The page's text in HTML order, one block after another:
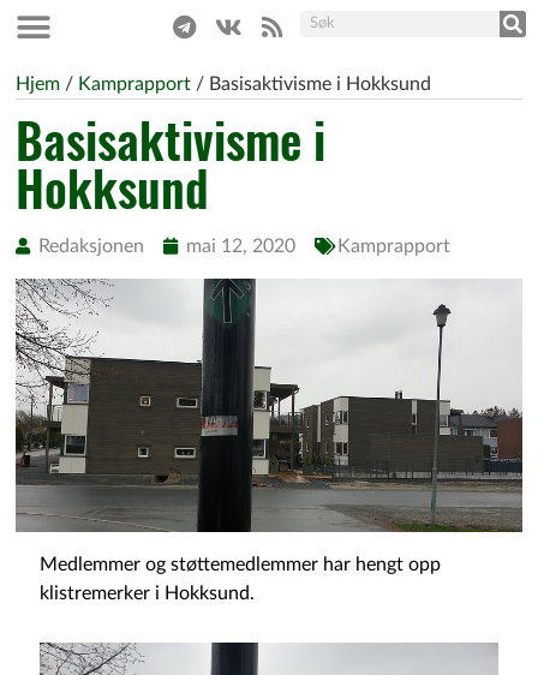
Hjem / Kamprapport / Basisaktivisme i Hokksund
Basisaktivisme i
Hokksund
Redaksjonen mai 12, 2020 Kamprapport
Medlemmer og støttemedlemmer har hengt opp
klistremerker i Hokksund.